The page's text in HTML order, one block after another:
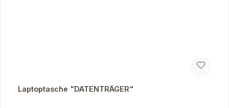
Laptoptasche "DATENTRÄGER"